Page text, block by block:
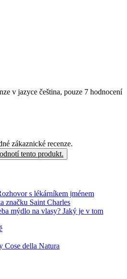
v jazyce čeština, pouze 7 hodnocení
zákaznické recenze.
tento produkt.
s lékárníkem jménem
značku Saint Charles
mýdlo na vlasy? Jaký je v tom
Cose della Natura